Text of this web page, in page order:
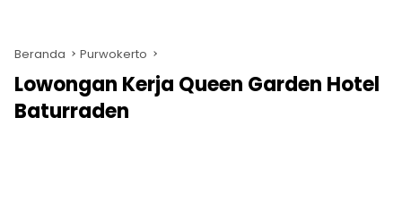
Beranda Purwokerto
Lowongan Kerja Queen Garden Hotel
Baturraden